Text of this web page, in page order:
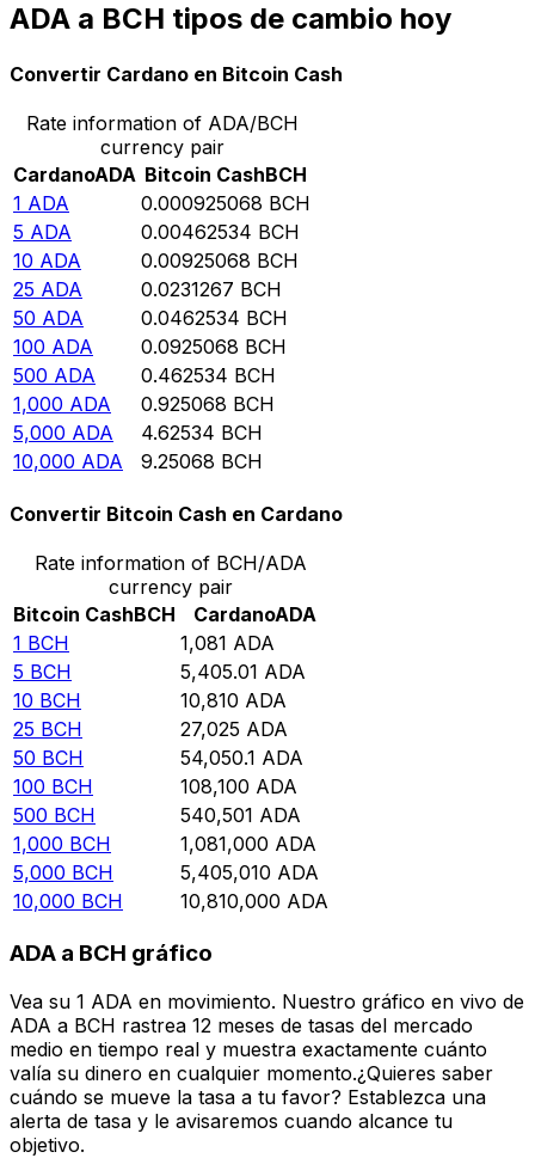
ADA a BCH tipos de cambio hoy
Convertir Cardano en Bitcoin Cash
Rate information of ADA/BCH
currency pair
CardanoADA Bitcoin CashBCH
1 ADA 0.000925068 BCH
5 ADA 0.00462534 BCH
10 ADA 0.00925068 BCH
25 ADA 0.0231267 BCH
50 ADA 0.0462534 BCH
100 ADA 0.0925068 BCH
500 ADA 0.462534 BCH
1,000 ADA 0.925068 BCH
5,000 ADA 4.62534 BCH
10,000 ADA 9.25068 BCH
Convertir Bitcoin Cash en Cardano
Rate information of BCH/ADA
currency pair
Bitcoin CashBCH CardanoADA
1 BCH 1,081 ADA
5 BCH 5,405.01 ADA
10 BCH 10,810 ADA
25 BCH 27,025 ADA
50 BCH 54,050.1 ADA
100 BCH 108,100 ADA
500 BCH 540,501 ADA
1,000 BCH 1,081,000 ADA
5,000 BCH 5,405,010 ADA
10,000 BCH 10,810,000 ADA
ADA a BCH gráfico
Vea su 1 ADA en movimiento. Nuestro gráfico en vivo de
ADA a BCH rastrea 12 meses de tasas del mercado
medio en tiempo real y muestra exactamente cuánto
valía su dinero en cualquier momento.¿Quieres saber
cuándo se mueve la tasa a tu favor? Establezca una
alerta de tasa y le avisaremos cuando alcance tu
objetivo.